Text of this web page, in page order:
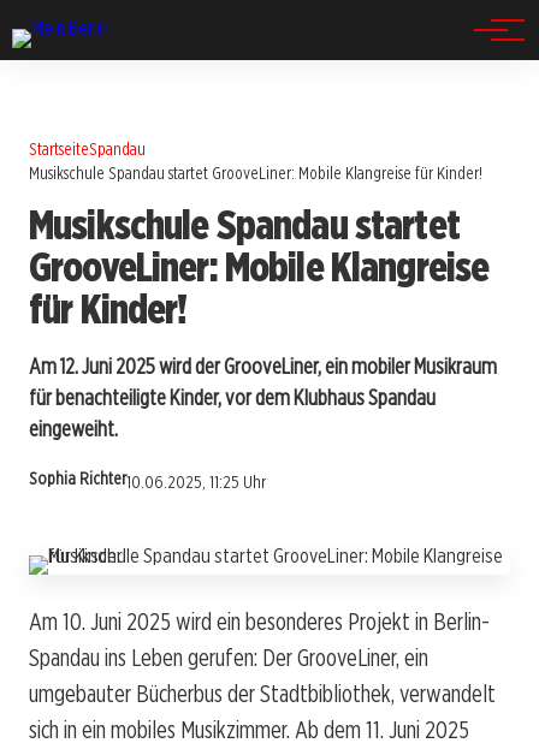
StartseiteSpandau
Musikschule Spandau startet GrooveLiner: Mobile Klangreise für Kinder!
Musikschule Spandau startet
GrooveLiner: Mobile Klangreise
für Kinder!
Am 12. Juni 2025 wird der GrooveLiner, ein mobiler Musikraum
für benachteiligte Kinder, vor dem Klubhaus Spandau
eingeweiht.
Sophia Richter10.06.2025, 11:25 Uhr
Am 10. Juni 2025 wird ein besonderes Projekt in Berlin-
Spandau ins Leben gerufen: Der GrooveLiner, ein
umgebauter Bücherbus der Stadtbibliothek, verwandelt
sich in ein mobiles Musikzimmer. Ab dem 11. Juni 2025